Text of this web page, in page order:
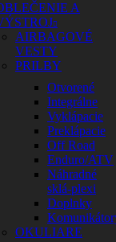
A
AIRBAGOVÉ
VESTY
PRILBY
Otvorené
Integrálne
Vyklápacie
Preklápacie
Off Road
Enduro/ATV
Náhradné
sklá-plexi
Doplnky
OKULIARE